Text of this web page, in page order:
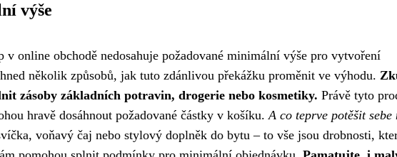
výše
v online obchodě nedosahuje požadované minimální výše pro vytvoření
několik způsobů, jak tuto zdánlivou překážku proměnit ve výhodu.
zásoby základních potravin, drogerie nebo kosmetiky. Právě tyto
hravě dosáhnout požadované částky v košíku.A co teprve potěšit sebe
voňavý čaj nebo stylový doplněk do bytu – to vše jsou drobnosti,